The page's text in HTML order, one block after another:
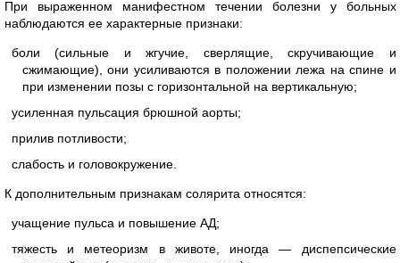
При выраженном манифестном течении болезни у больных
наблюдаются ее характерные признаки:
боли (сильные и жгучие, сверлящие, скручивающие и
сжимающие), они усиливаются в положении лежа на спине и
при изменении позы с горизонтальной на вертикальную;
усиленная пульсация брюшной аорты;
прилив потливости;
слабость и головокружение.
К дополнительным признакам солярита относятся:
учащение пульса и повышение АД;
тяжесть и метеоризм в животе, иногда — диспепсические